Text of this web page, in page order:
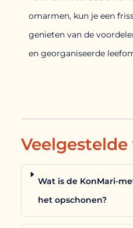
omarmen, kun je een
genieten van de
en georganiseerde
Veelgestelde
Wat is de KonMari-
het opschonen?